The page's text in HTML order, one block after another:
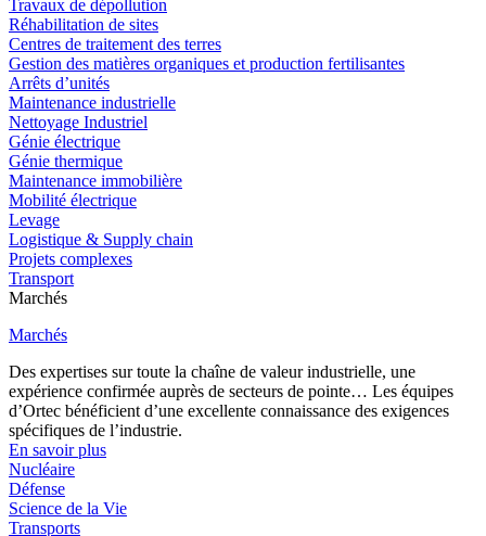
Travaux de dépollution
Réhabilitation de sites
Centres de traitement des terres
Gestion des matières organiques et production fertilisantes
Arrêts d’unités
Maintenance industrielle
Nettoyage Industriel
Génie électrique
Génie thermique
Maintenance immobilière
Mobilité électrique
Levage
Logistique & Supply chain
Projets complexes
Transport
Marchés
Marchés
Des expertises sur toute la chaîne de valeur industrielle, une
expérience confirmée auprès de secteurs de pointe… Les équipes
d’Ortec bénéficient d’une excellente connaissance des exigences
spécifiques de l’industrie.
En savoir plus
Nucléaire
Défense
Science de la Vie
Transports